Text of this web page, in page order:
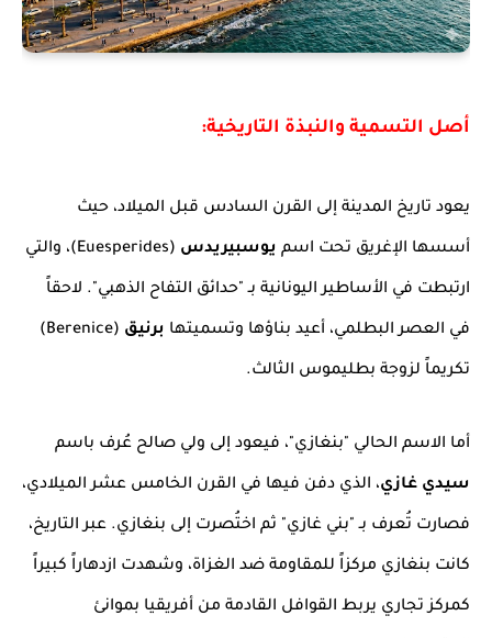
أصل التسمية والنبذة التاريخية:
يعود تاريخ المدينة إلى القرن السادس قبل الميلاد، حيث
أسسها الإغريق تحت اسم يوسبيريدس (Euesperides)، والتي
ارتبطت في الأساطير اليونانية بـ "حدائق التفاح الذهبي". لاحقاً
في العصر البطلمي، أعيد بناؤها وتسميتها برنيق (Berenice)
تكريماً لزوجة بطليموس الثالث.
أما الاسم الحالي "بنغازي"، فيعود إلى ولي صالح عُرف باسم
سيدي غازي، الذي دفن فيها في القرن الخامس عشر الميلادي،
فصارت تُعرف بـ "بني غازي" ثم اختُصرت إلى بنغازي. عبر التاريخ،
كانت بنغازي مركزاً للمقاومة ضد الغزاة، وشهدت ازدهاراً كبيراً
كمركز تجاري يربط القوافل القادمة من أفريقيا بموانئ